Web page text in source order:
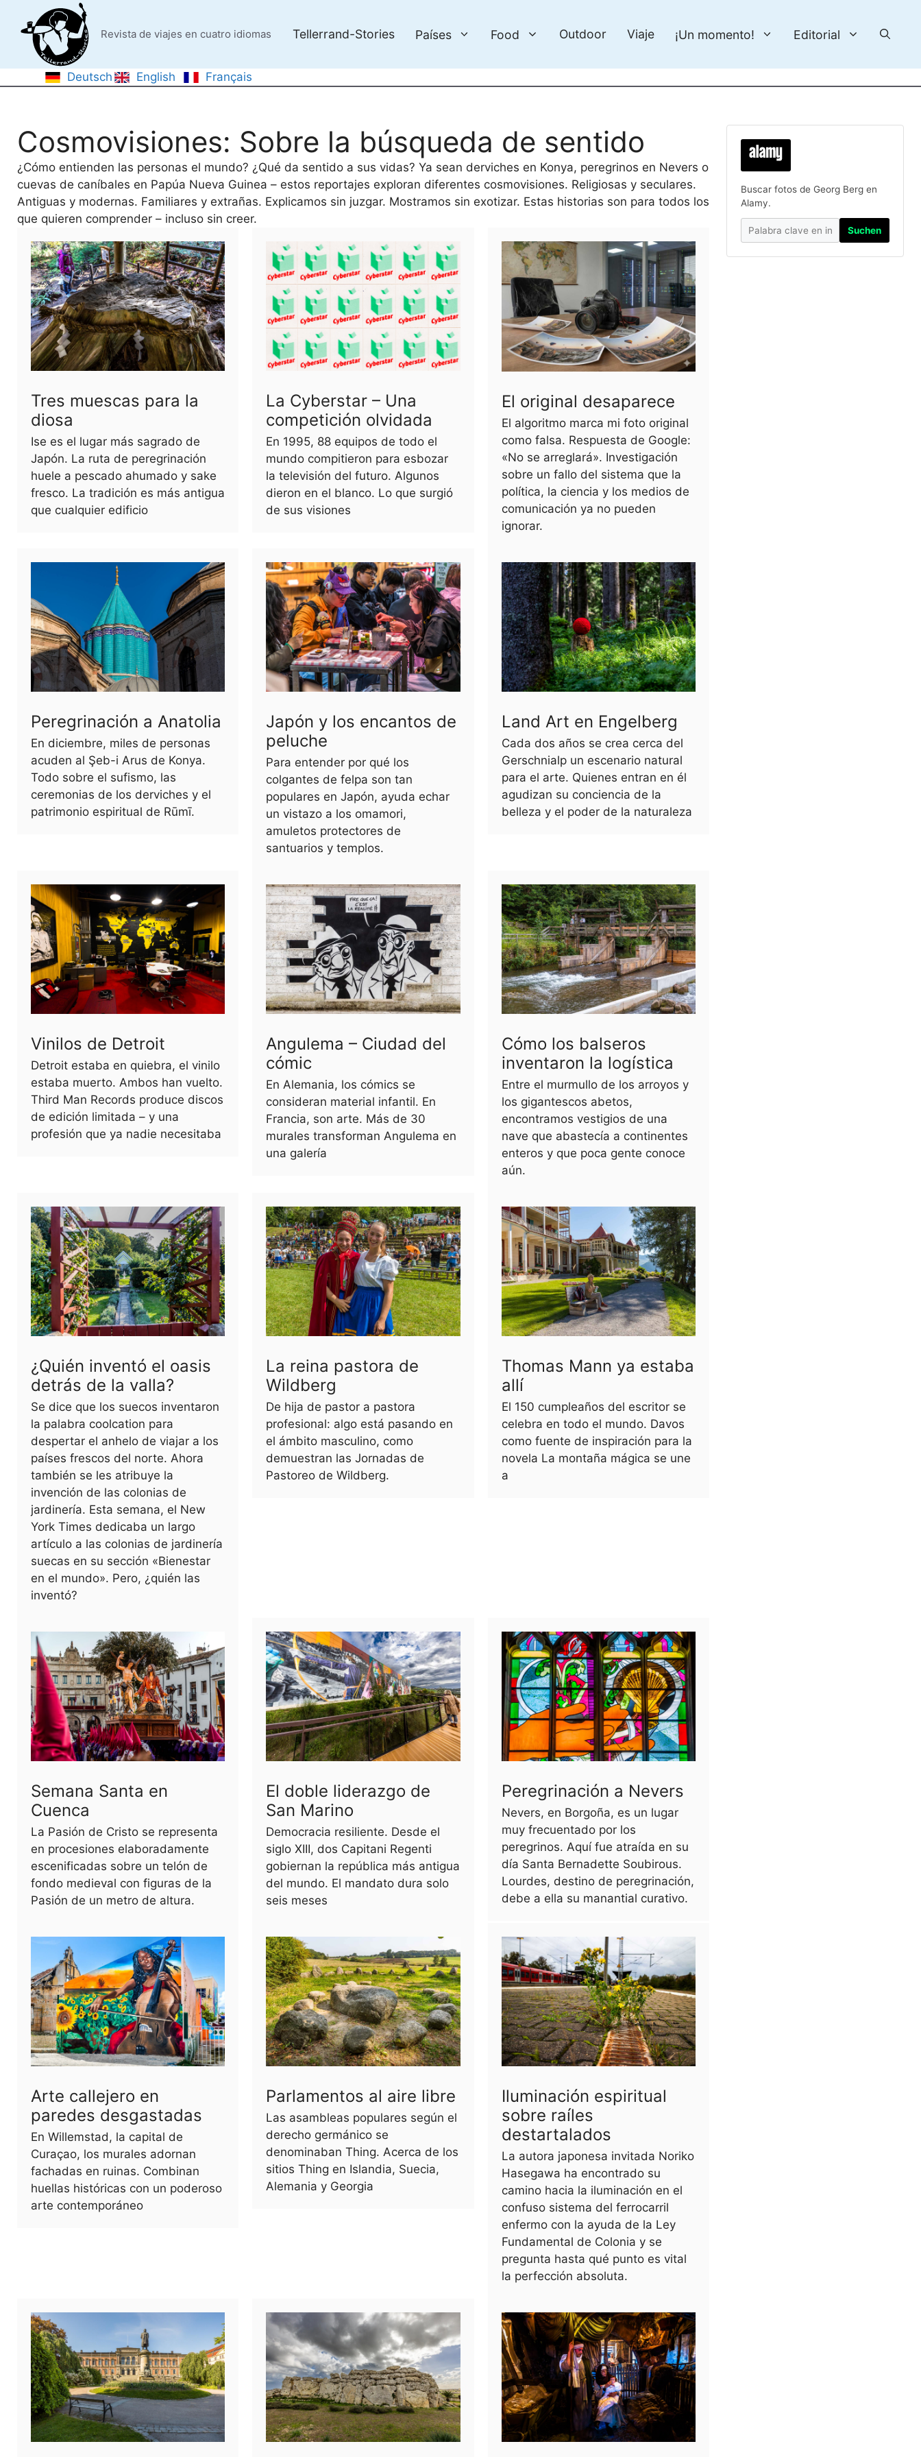
contenido
Revista de viajes en cuatro idiomas Tellerrand-Stories Países Food Outdoor Viaje ¡Un momento! Editorial
Deutsch English Français
Cosmovisiones: Sobre la búsqueda de sentido
¿Cómo entienden las personas el mundo? ¿Qué da sentido a sus vidas? Ya sean derviches en Konya, peregrinos en Nevers o
cuevas de caníbales en Papúa Nueva Guinea – estos reportajes exploran diferentes cosmovisiones. Religiosas y seculares.
Antiguas y modernas. Familiares y extrañas. Explicamos sin juzgar. Mostramos sin exotizar. Estas historias son para todos los
que quieren comprender – incluso sin creer.
Tres muescas para la
diosa
Ise es el lugar más sagrado de
Japón. La ruta de peregrinación
huele a pescado ahumado y sake
fresco. La tradición es más antigua
que cualquier edificio
La Cyberstar – Una
competición olvidada
En 1995, 88 equipos de todo el
mundo compitieron para esbozar
la televisión del futuro. Algunos
dieron en el blanco. Lo que surgió
de sus visiones
El original desaparece
El algoritmo marca mi foto original
como falsa. Respuesta de Google:
«No se arreglará». Investigación
sobre un fallo del sistema que la
política, la ciencia y los medios de
comunicación ya no pueden
ignorar.
Peregrinación a Anatolia
En diciembre, miles de personas
acuden al Şeb-i Arus de Konya.
Todo sobre el sufismo, las
ceremonias de los derviches y el
patrimonio espiritual de Rūmī.
Japón y los encantos de
peluche
Para entender por qué los
colgantes de felpa son tan
populares en Japón, ayuda echar
un vistazo a los omamori,
amuletos protectores de
santuarios y templos.
Land Art en Engelberg
Cada dos años se crea cerca del
Gerschnialp un escenario natural
para el arte. Quienes entran en él
agudizan su conciencia de la
belleza y el poder de la naturaleza
Vinilos de Detroit
Detroit estaba en quiebra, el vinilo
estaba muerto. Ambos han vuelto.
Third Man Records produce discos
de edición limitada – y una
profesión que ya nadie necesitaba
Angulema – Ciudad del
cómic
En Alemania, los cómics se
consideran material infantil. En
Francia, son arte. Más de 30
murales transforman Angulema en
una galería
Cómo los balseros
inventaron la logística
Entre el murmullo de los arroyos y
los gigantescos abetos,
encontramos vestigios de una
nave que abastecía a continentes
enteros y que poca gente conoce
aún.
¿Quién inventó el oasis
detrás de la valla?
Se dice que los suecos inventaron
la palabra coolcation para
despertar el anhelo de viajar a los
países frescos del norte. Ahora
también se les atribuye la
invención de las colonias de
jardinería. Esta semana, el New
York Times dedicaba un largo
artículo a las colonias de jardinería
suecas en su sección «Bienestar
en el mundo». Pero, ¿quién las
inventó?
La reina pastora de
Wildberg
De hija de pastor a pastora
profesional: algo está pasando en
el ámbito masculino, como
demuestran las Jornadas de
Pastoreo de Wildberg.
Thomas Mann ya estaba
allí
El 150 cumpleaños del escritor se
celebra en todo el mundo. Davos
como fuente de inspiración para la
novela La montaña mágica se une
a
Semana Santa en
Cuenca
La Pasión de Cristo se representa
en procesiones elaboradamente
escenificadas sobre un telón de
fondo medieval con figuras de la
Pasión de un metro de altura.
El doble liderazgo de
San Marino
Democracia resiliente. Desde el
siglo XIII, dos Capitani Regenti
gobiernan la república más antigua
del mundo. El mandato dura solo
seis meses
Peregrinación a Nevers
Nevers, en Borgoña, es un lugar
muy frecuentado por los
peregrinos. Aquí fue atraída en su
día Santa Bernadette Soubirous.
Lourdes, destino de peregrinación,
debe a ella su manantial curativo.
Arte callejero en
paredes desgastadas
En Willemstad, la capital de
Curaçao, los murales adornan
fachadas en ruinas. Combinan
huellas históricas con un poderoso
arte contemporáneo
Parlamentos al aire libre
Las asambleas populares según el
derecho germánico se
denominaban Thing. Acerca de los
sitios Thing en Islandia, Suecia,
Alemania y Georgia
Iluminación espiritual
sobre raíles
destartalados
La autora japonesa invitada Noriko
Hasegawa ha encontrado su
camino hacia la iluminación en el
confuso sistema del ferrocarril
enfermo con la ayuda de la Ley
Fundamental de Colonia y se
pregunta hasta qué punto es vital
la perfección absoluta.
Buscar fotos de Georg Berg en
Alamy.
Suchen